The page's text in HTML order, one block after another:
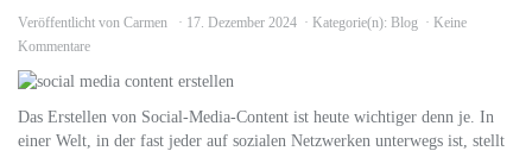
Veröffentlicht von Carmen 17. Dezember 2024 Kategorie(n): Blog
Keine
Kommentare
Das Erstellen von Social-Media-Content ist heute wichtiger denn je. In
einer Welt, in der fast jeder auf sozialen Netzwerken unterwegs ist, stellt